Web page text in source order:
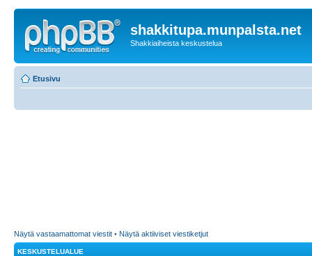
shakkitupa.munpalsta.net
Shakkiaiheista keskustelua
Etusivu
Näytä vastaamattomat viestit • Näytä aktiiviset viestiketjut
KESKUSTELUALUE